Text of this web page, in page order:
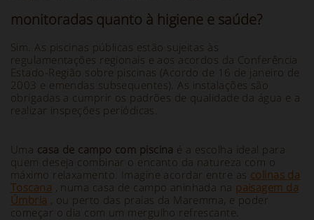
monitoradas quanto à higiene e saúde?
Sim. As piscinas públicas estão sujeitas às
regulamentações regionais e aos acordos da Conferência
Estado-Região sobre piscinas (Acordo de 16 de janeiro de
2003 e emendas subsequentes). As instalações são
obrigadas a cumprir os padrões de qualidade da água e a
realizar inspeções periódicas.
Uma casa de campo com piscina é a escolha ideal para
quem deseja combinar o encanto da natureza com o
máximo relaxamento. Imagine acordar entre as colinas da
Toscana , numa casa de campo aninhada na paisagem da
Úmbria , ou perto das praias da Maremma, e poder
começar o dia com um mergulho refrescante.